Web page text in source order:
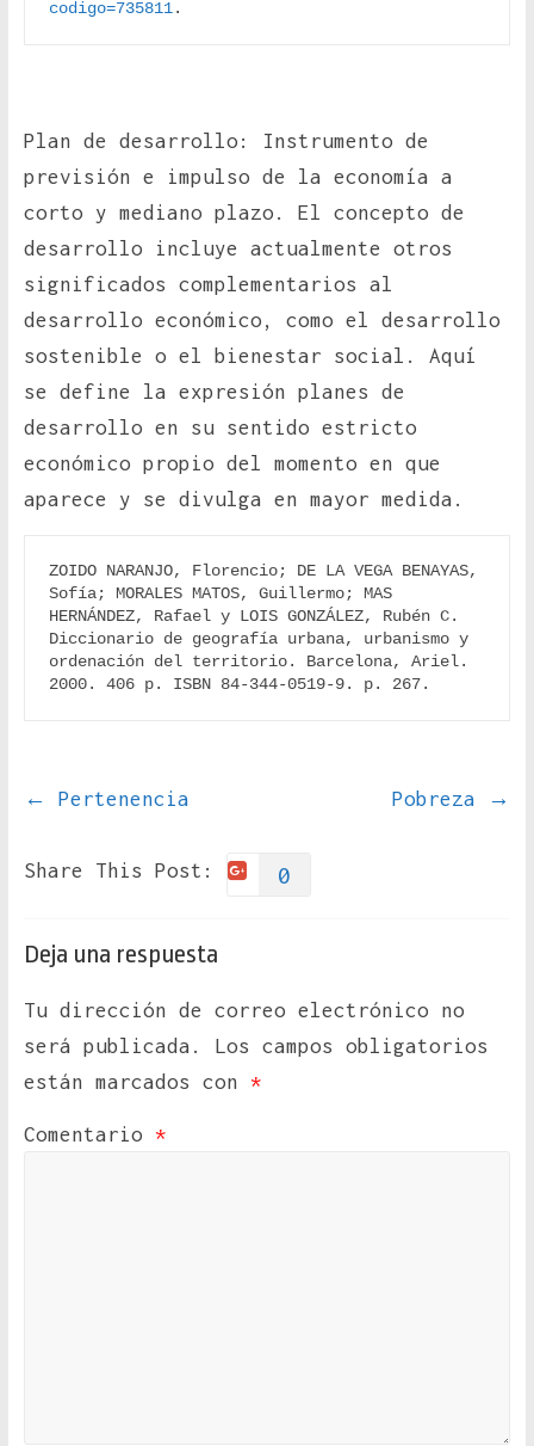
codigo=735811.
Plan de desarrollo: Instrumento de
previsión e impulso de la economía a
corto y mediano plazo. El concepto de
desarrollo incluye actualmente otros
significados complementarios al
desarrollo económico, como el desarrollo
sostenible o el bienestar social. Aquí
se define la expresión planes de
desarrollo en su sentido estricto
económico propio del momento en que
aparece y se divulga en mayor medida.
ZOIDO NARANJO, Florencio; DE LA VEGA BENAYAS,
Sofía; MORALES MATOS, Guillermo; MAS
HERNÁNDEZ, Rafael y LOIS GONZÁLEZ, Rubén C.
Diccionario de geografía urbana, urbanismo y
ordenación del territorio. Barcelona, Ariel.
2000. 406 p. ISBN 84-344-0519-9. p. 267.
← Pertenencia Pobreza →
Share This Post: 0
Deja una respuesta
Tu dirección de correo electrónico no
será publicada.
Los campos obligatorios
están marcados con *
Comentario *